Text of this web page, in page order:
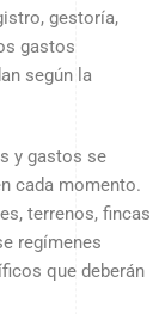
gestoría,
gastos
según la
y gastos se
cada momento.
terrenos, fincas
regímenes
que deberán